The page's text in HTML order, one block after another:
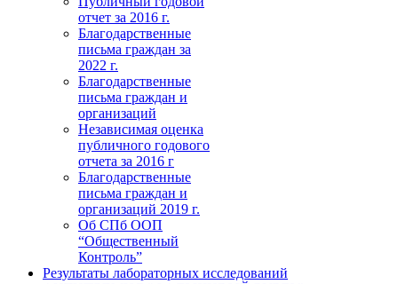
отчет за 2016 г.
Благодарственные
письма граждан за
2022 г.
Благодарственные
письма граждан и
организаций
Независимая оценка
публичного годового
отчета за 2016 г
Благодарственные
письма граждан и
организаций 2019 г.
Об СПб ООП
“Общественный
Контроль”
Результаты лабораторных исследований